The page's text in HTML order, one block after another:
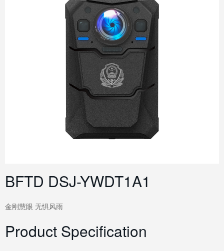
BFTD DSJ-YWDT1A1
金刚慧眼 无惧风雨
Product Specification